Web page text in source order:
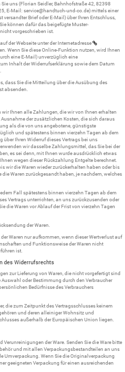
uns (Florian Seidler, Bahnhofstraße 42, 82398
E-Mail: service@handtuch-und-co.de) mittels einer
versandter Brief oder E-Mail) über Ihren Entschluss,
können dafür das beigefügte Muster-
vorgeschrieben ist.
der Webseite unter der Internetadresse
Wenn Sie diese Online-Funktion nutzen, wird Ihnen
eine E-Mail) unverzüglich eine
Inhalt der Widerrufserklärung sowie dem Datum
dass Sie die Mitteilung über die Ausübung des
absenden.
wir Ihnen alle Zahlungen, die wir von Ihnen erhalten
der zusätzlichen Kosten, die sich daraus
als die von uns angebotene, günstigste
und spätestens binnen vierzehn Tagen ab dem
Ihren Widerruf dieses Vertrags bei uns
wir dasselbe Zahlungsmittel, das Sie bei der
es sei denn, mit Ihnen wurde ausdrücklich etwas
wegen dieser Rückzahlung Entgelte berechnet.
wir die Waren wieder zurückerhalten haben oder bis
die Waren zurückgesandt haben, je nachdem, welches
Fall spätestens binnen vierzehn Tagen ab dem
Vertrags unterrichten, an uns zurückzusenden oder
die Waren vor Ablauf der Frist von vierzehn Tagen
der Waren.
Waren nur aufkommen, wenn dieser Wertverlust auf
und Funktionsweise der Waren nicht
ist.
des Widerrufsrechts
zur Lieferung von Waren, die nicht vorgefertigt sind
oder Bestimmung durch den Verbraucher
Bedürfnisse des Verbrauchers
die zum Zeitpunkt des Vertragsschlusses keinem
und deren alleiniger Wohnsitz und
außerhalb der Europäischen Union liegen.
Verunreinigungen der Ware. Senden Sie die Ware bitte
und mit allen Verpackungsbestandteilen an uns
Umverpackung. Wenn Sie die Originalverpackung
geeigneten Verpackung für einen ausreichenden